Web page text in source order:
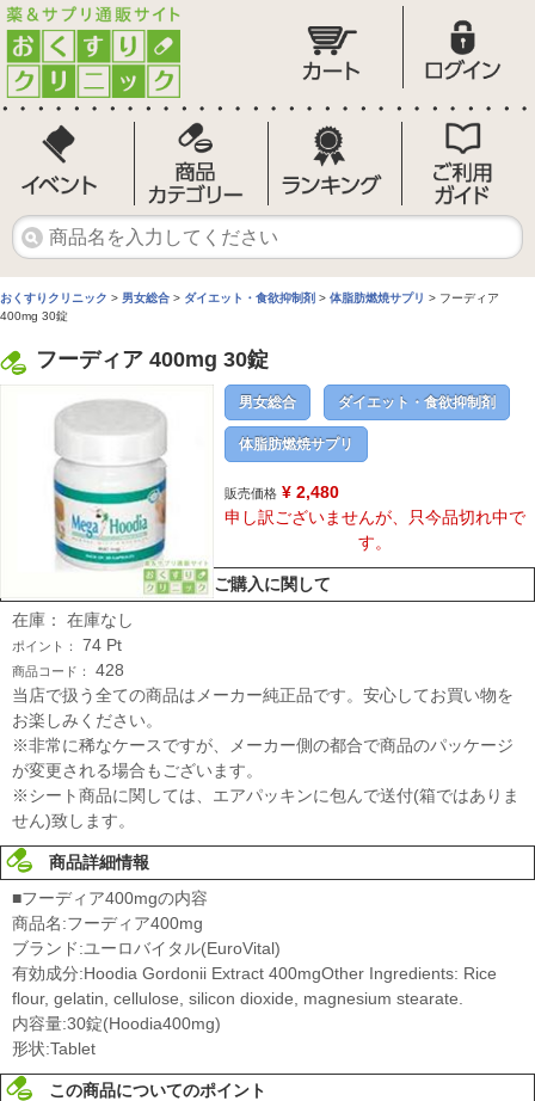
おくすりクリニック > 男女総合 > ダイエット・食欲抑制剤 > 体脂肪燃焼サプリ > フーディア
400mg 30錠
フーディア 400mg 30錠
男女総合 ダイエット・食欲抑制剤
体脂肪燃焼サプリ
販売価格 ¥ 2,480
申し訳ございませんが、只今品切れ中で
す。
ご購入に関して
在庫： 在庫なし
ポイント： 74 Pt
商品コード：
428
当店で扱う全ての商品はメーカー純正品です。安心してお買い物を
お楽しみください。
※非常に稀なケースですが、メーカー側の都合で商品のパッケージ
が変更される場合もございます。
※シート商品に関しては、エアパッキンに包んで送付(箱ではありま
せん)致します。
商品詳細情報
■フーディア400mgの内容
商品名:フーディア400mg
ブランド:ユーロバイタル(EuroVital)
有効成分:Hoodia Gordonii Extract 400mgOther Ingredients: Rice
flour, gelatin, cellulose, silicon dioxide, magnesium stearate.
内容量:30錠(Hoodia400mg)
形状:Tablet
この商品についてのポイント